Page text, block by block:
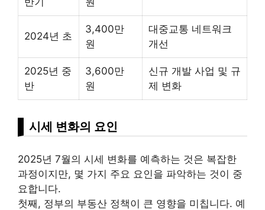
2024년 초
3,400만
원
대중교통 네트워크
개선
2025년 중
반
3,600만
원
신규 개발 사업 및 규
제 변화
시세 변화의 요인
2025년 7월의 시세 변화를 예측하는 것은 복잡한
과정이지만, 몇 가지 주요 요인을 파악하는 것이 중
요합니다.
첫째, 정부의 부동산 정책이 큰 영향을 미칩니다. 예